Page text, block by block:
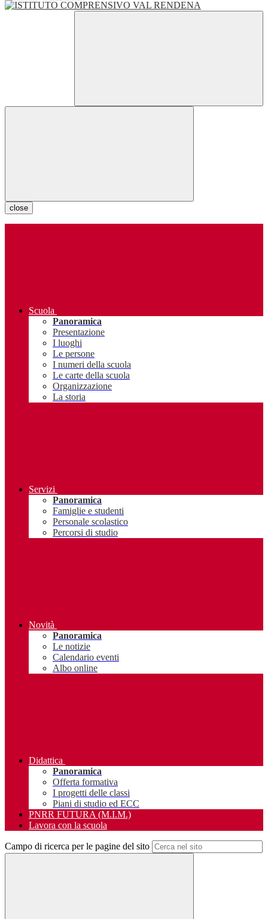
close
Scuola
Panoramica
Presentazione
I luoghi
Le persone
I numeri della scuola
Le carte della scuola
Organizzazione
La storia
Servizi
Panoramica
Famiglie e studenti
Personale scolastico
Percorsi di studio
Novità
Panoramica
Le notizie
Calendario eventi
Albo online
Didattica
Panoramica
Offerta formativa
I progetti delle classi
Piani di studio ed ECC
PNRR FUTURA (M.I.M.)
Lavora con la scuola
Campo di ricerca per le pagine del sito